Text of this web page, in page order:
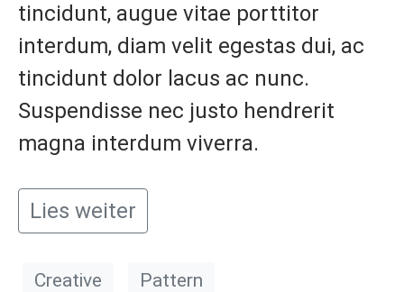
tincidunt, augue vitae porttitor
interdum, diam velit egestas dui, ac
tincidunt dolor lacus ac nunc.
Suspendisse nec justo hendrerit
magna interdum viverra.
Lies weiter
Creative Pattern